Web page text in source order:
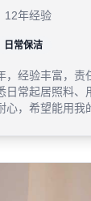
12年经验
日常保洁
，经验丰富，责
日常起居照料、
，希望能用我